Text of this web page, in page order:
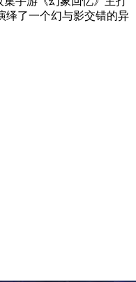
绎了一个幻与影交错的异